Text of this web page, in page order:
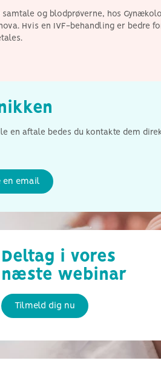
og blodprøverne, hos
Hvis en IVF-behandling er bedre
en aftale bedes du kontakte dem
en email
Deltag i vores
næste webinar
Tilmeld dig nu